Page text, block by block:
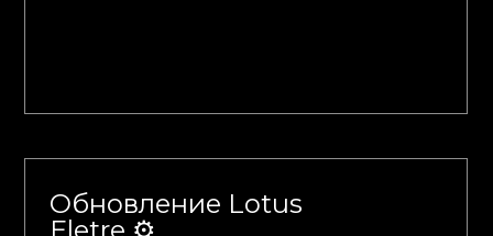
Обновление Lotus